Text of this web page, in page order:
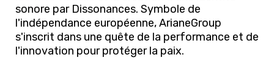
sonore par Dissonances. Symbole de
l'indépendance européenne, ArianeGroup
s'inscrit dans une quête de la performance et de
l'innovation pour protéger la paix.